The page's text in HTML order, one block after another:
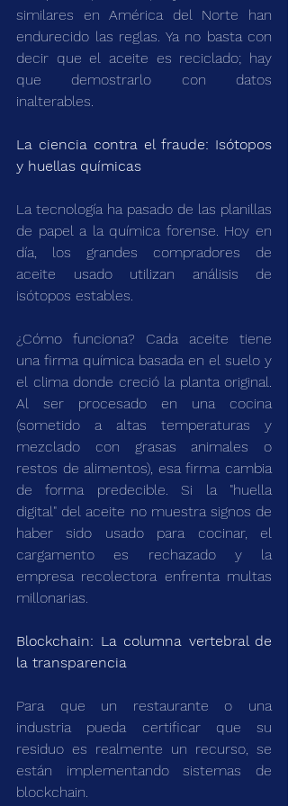
similares en América del Norte han
endurecido las reglas. Ya no basta con
decir que el aceite es reciclado; hay
que demostrarlo con datos
inalterables.
La ciencia contra el fraude: Isótopos
y huellas químicas
La tecnología ha pasado de las planillas
de papel a la química forense. Hoy en
día, los grandes compradores de
aceite usado utilizan análisis de
isótopos estables.
¿Cómo funciona? Cada aceite tiene
una firma química basada en el suelo y
el clima donde creció la planta original.
Al ser procesado en una cocina
(sometido a altas temperaturas y
mezclado con grasas animales o
restos de alimentos), esa firma cambia
de forma predecible. Si la "huella
digital" del aceite no muestra signos de
haber sido usado para cocinar, el
cargamento es rechazado y la
empresa recolectora enfrenta multas
millonarias.
Blockchain: La columna vertebral de
la transparencia
Para que un restaurante o una
industria pueda certificar que su
residuo es realmente un recurso, se
están implementando sistemas de
blockchain.